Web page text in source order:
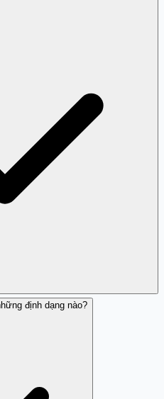
trọng, hạn chế nghe và
định dạng nào?